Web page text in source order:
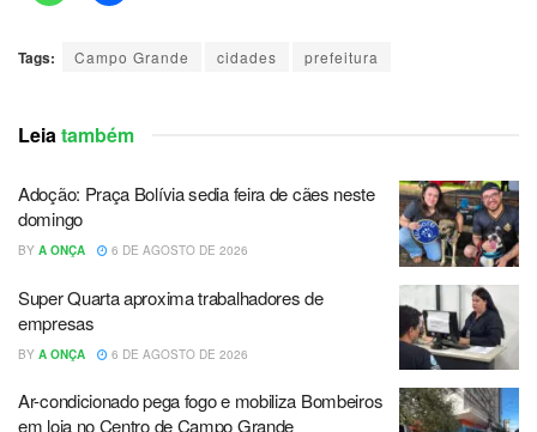
Tags: Campo Grande cidades prefeitura
Leiatambém
Adoção: Praça Bolívia sedia feira de cães neste
domingo
BY A ONÇA 6 DE AGOSTO DE 2026
Super Quarta aproxima trabalhadores de
empresas
BY A ONÇA 6 DE AGOSTO DE 2026
Ar-condicionado pega fogo e mobiliza Bombeiros
em loja no Centro de Campo Grande